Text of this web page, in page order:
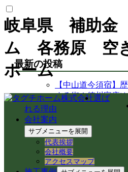
岐阜県 補助金
ム 各務原 空
ホーム
選ば
れる理由
会社案内
サブメニューを展開
代表挨拶
会社概要
アクセスマップ
最新の投稿
【中山道今須宿】
する街！徳川家康
橋を巡る
【空き家から空き
地域おこし協力隊
援！
岐阜県各務原市で
と境界杭設置（境
岐阜県各務原市｜